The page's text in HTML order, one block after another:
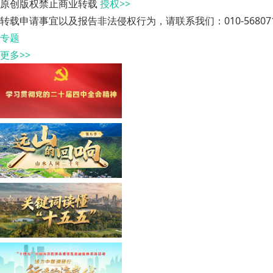
原创版权禁止商业转载 授权>>
转载申请事宜以及报告非法侵权行为，请联系我们：010-
专题
更多>>